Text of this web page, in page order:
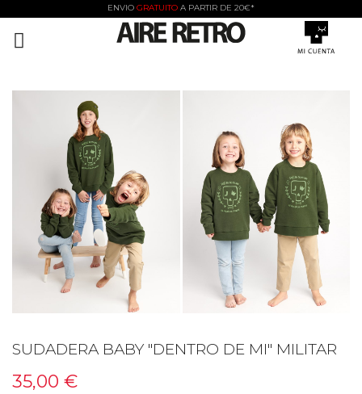
ENVIO GRATUITO A PARTIR DE 20€*

SUDADERA BABY "DENTRO DE MI" MILITAR
35,00 €